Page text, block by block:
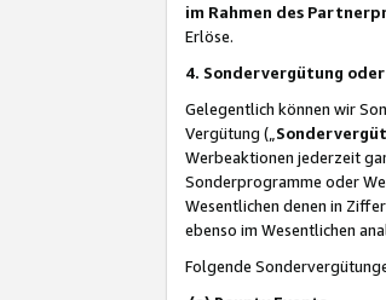
im Rahmen des
Erlöse.
4. Sondervergütung
Gelegentlich können wir
Vergütung („
Werbeaktionen jederzeit
Sonderprogramme oder
Wesentlichen denen in
ebenso im Wesentlichen
Folgende